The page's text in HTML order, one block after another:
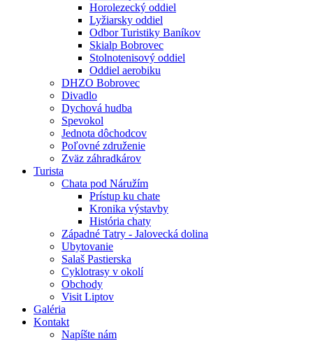
Horolezecký oddiel
Lyžiarsky oddiel
Odbor Turistiky Baníkov
Skialp Bobrovec
Stolnotenisový oddiel
Oddiel aerobiku
DHZO Bobrovec
Divadlo
Dychová hudba
Spevokol
Jednota dôchodcov
Poľovné združenie
Zväz záhradkárov
Turista
Chata pod Náružím
Prístup ku chate
Kronika výstavby
História chaty
Západné Tatry - Jalovecká dolina
Ubytovanie
Salaš Pastierska
Cyklotrasy v okolí
Obchody
Visit Liptov
Galéria
Kontakt
Napíšte nám